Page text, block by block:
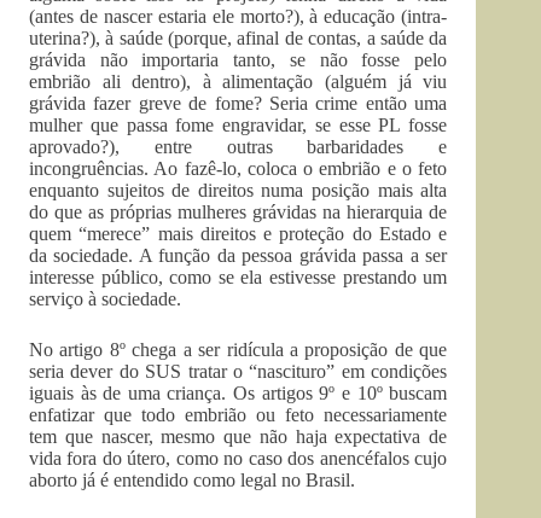
(antes de nascer estaria ele morto?), à educação (intra-
uterina?), à saúde (porque, afinal de contas, a saúde da
grávida não importaria tanto, se não fosse pelo
embrião ali dentro), à alimentação (alguém já viu
grávida fazer greve de fome? Seria crime então uma
mulher que passa fome engravidar, se esse PL fosse
aprovado?), entre outras barbaridades e
incongruências. Ao fazê-lo, coloca o embrião e o feto
enquanto sujeitos de direitos numa posição mais alta
do que as próprias mulheres grávidas na hierarquia de
quem “merece” mais direitos e proteção do Estado e
da sociedade. A função da pessoa grávida passa a ser
interesse público, como se ela estivesse prestando um
serviço à sociedade.
No artigo 8º chega a ser ridícula a proposição de que
seria dever do SUS tratar o “nascituro” em condições
iguais às de uma criança. Os artigos 9º e 10º buscam
enfatizar que todo embrião ou feto necessariamente
tem que nascer, mesmo que não haja expectativa de
vida fora do útero, como no caso dos anencéfalos cujo
aborto já é entendido como legal no Brasil.